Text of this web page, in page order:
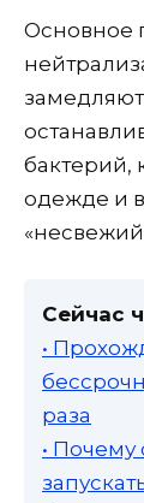
Основное
бактерий,
одежде и
Сейчас
•
раза
•